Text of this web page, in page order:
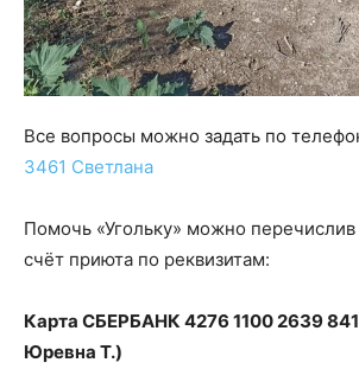
Все вопросы можно задать по
3461 Светлана
Помочь «Угольку» можно
счёт приюта по реквизитам:
Карта СБЕРБАНК 4276 1100 2639
Юревна Т.)